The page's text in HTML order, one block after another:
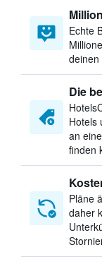
Echte
deinen
Die
Hotels
an
finden
Pläne
daher